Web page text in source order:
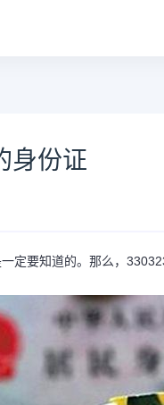
身份证
定要知道的。那么，